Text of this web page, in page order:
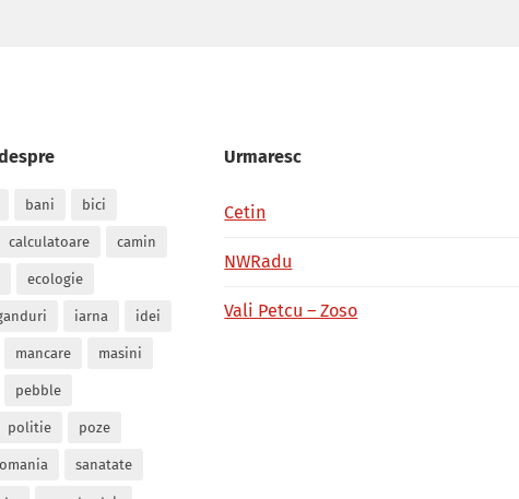
bani bici
calculatoare camin
ecologie
iarna idei
mancare masini
pebble
politie poze
sanatate
Urmaresc
Cetin
NWRadu
Vali Petcu – Zoso